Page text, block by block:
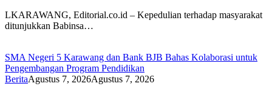
LKARAWANG, Editorial.co.id – Kepedulian terhadap masyarakat
ditunjukkan Babinsa…
SMA Negeri 5 Karawang dan Bank BJB Bahas Kolaborasi untuk
Pengembangan Program Pendidikan
BeritaAgustus 7, 2026Agustus 7, 2026